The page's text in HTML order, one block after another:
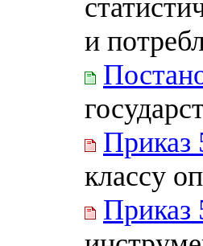
и
Приказ
классу
Приказ